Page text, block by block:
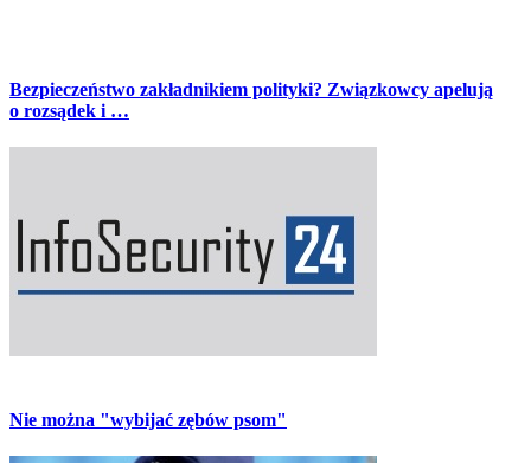
Bezpieczeństwo zakładnikiem polityki? Związkowcy apelują
o rozsądek i …
Nie można "wybijać zębów psom"